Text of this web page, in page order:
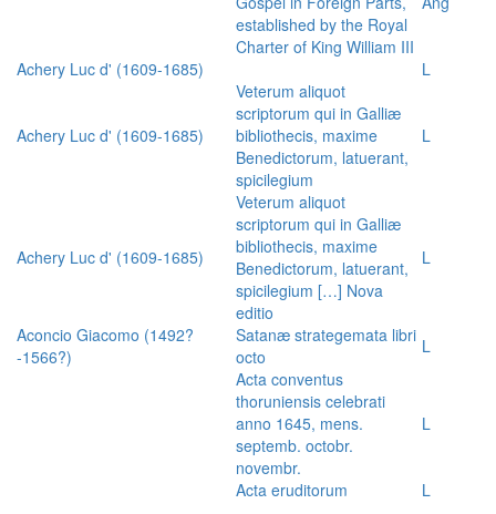
established by the Royal
Charter of King William III
Achery Luc d' (1609-1685) L
Achery Luc d' (1609-1685)
Veterum aliquot
scriptorum qui in Galliæ
bibliothecis, maxime
Benedictorum, latuerant,
spicilegium
L
Achery Luc d' (1609-1685)
Veterum aliquot
scriptorum qui in Galliæ
bibliothecis, maxime
Benedictorum, latuerant,
spicilegium […] Nova
editio
L
Aconcio Giacomo (1492?
-1566?)
Satanæ strategemata libri
octo
L
Acta conventus
thoruniensis celebrati
anno 1645, mens.
septemb. octobr.
novembr.
L
Acta eruditorum
L